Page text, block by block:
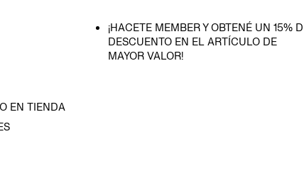
EN TIENDA
¡HACETE MEMBER Y OBTENÉ UN 15%
DESCUENTO EN EL ARTÍCULO DE
MAYOR VALOR!